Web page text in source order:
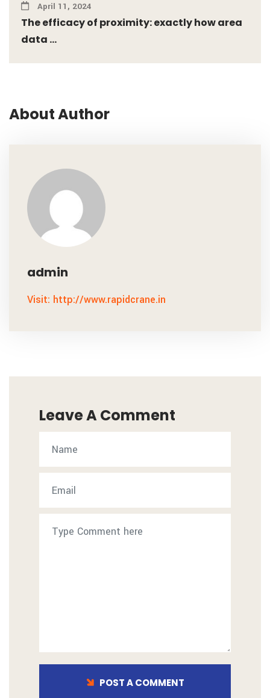
April 11, 2024
The efficacy of proximity: exactly how area
data ...
About Author
admin
Visit: http://www.rapidcrane.in
Leave A Comment
POST A COMMENT